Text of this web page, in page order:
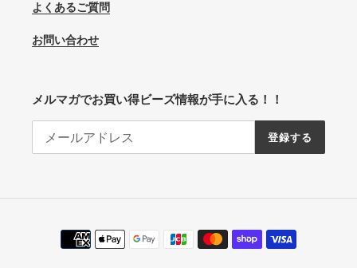
よくあるご質問
お問い合わせ
メルマガでお買い得ビーズ情報が手に入る！！
登録する
決
済